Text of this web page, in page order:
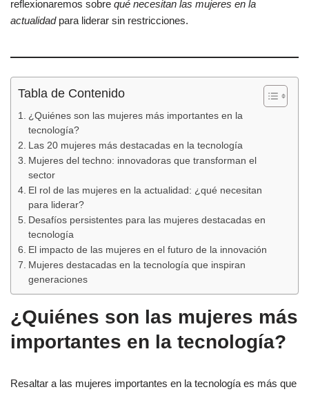
reflexionaremos sobre qué necesitan las mujeres en la
actualidadpara liderar sin restricciones.
Tabla de Contenido
¿Quiénes son las mujeres más importantes en la
tecnología?
Las 20 mujeres más destacadas en la tecnología
Mujeres del techno: innovadoras que transforman el
sector
El rol de las mujeres en la actualidad: ¿qué necesitan
para liderar?
Desafíos persistentes para las mujeres destacadas en
tecnología
El impacto de las mujeres en el futuro de la innovación
Mujeres destacadas en la tecnología que inspiran
generaciones
¿Quiénes son las mujeres más
importantes en la tecnología?
Resaltar a las mujeres importantes en la tecnología es más que